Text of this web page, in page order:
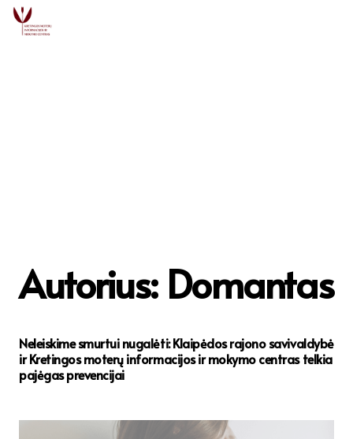
Autorius: Domantas
Neleiskime smurtui nugalėti: Klaipėdos rajono savivaldybė
ir Kretingos moterų informacijos ir mokymo centras telkia
pajėgas prevencijai